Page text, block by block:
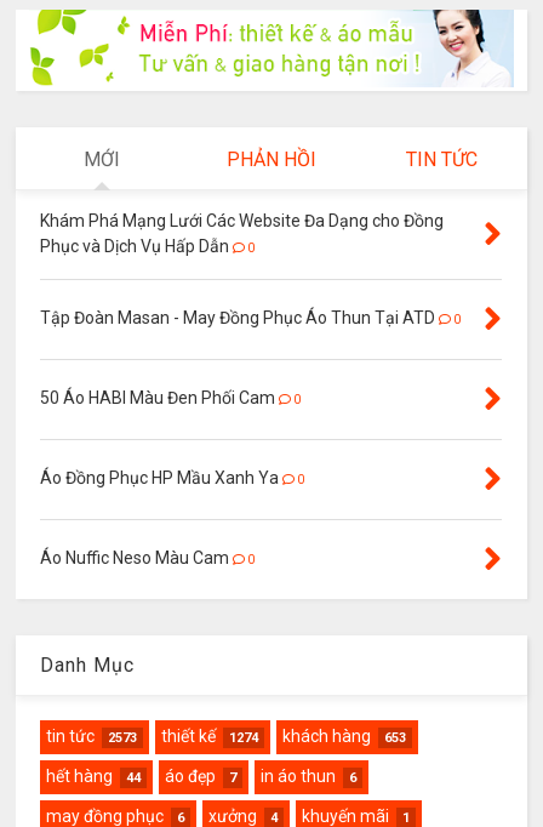
MỚI PHẢN HỒI TIN TỨC
Khám Phá Mạng Lưới Các Website Đa Dạng cho Đồng
Phục và Dịch Vụ Hấp Dẫn
0
Tập Đoàn Masan - May Đồng Phục Áo Thun Tại ATD 0
50 Áo HABI Màu Đen Phối Cam 0
Áo Đồng Phục HP Mầu Xanh Ya 0
Áo Nuffic Neso Màu Cam 0
Danh Mục
tin tức 2573 thiết kế 1274 khách hàng 653
hết hàng 44 áo đẹp 7 in áo thun 6
may đồng phục 6 xưởng 4 khuyến mãi 1